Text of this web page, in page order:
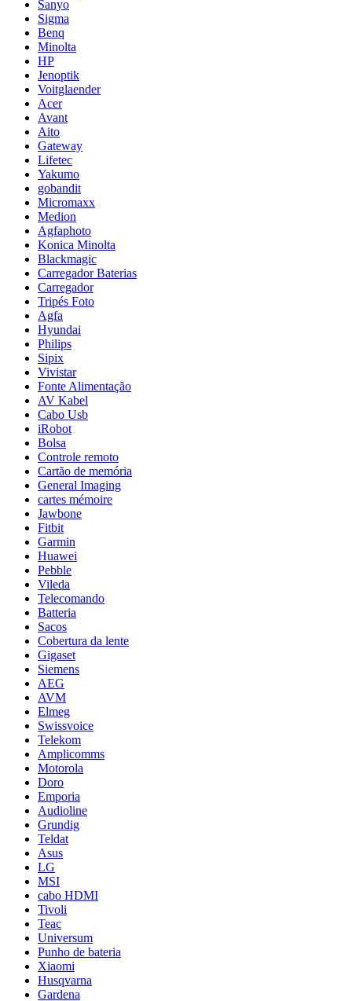
Sanyo
Sigma
Benq
Minolta
HP
Jenoptik
Voitglaender
Acer
Avant
Aito
Gateway
Lifetec
Yakumo
gobandit
Micromaxx
Medion
Agfaphoto
Konica Minolta
Blackmagic
Carregador Baterias
Carregador
Tripés Foto
Agfa
Hyundai
Philips
Sipix
Vivistar
Fonte Alimentação
AV Kabel
Cabo Usb
iRobot
Bolsa
Controle remoto
Cartão de memória
General Imaging
cartes mémoire
Jawbone
Fitbit
Garmin
Huawei
Pebble
Vileda
Telecomando
Batteria
Sacos
Cobertura da lente
Gigaset
Siemens
AEG
AVM
Elmeg
Swissvoice
Telekom
Amplicomms
Motorola
Doro
Emporia
Audioline
Grundig
Teldat
Asus
LG
MSI
cabo HDMI
Tivoli
Teac
Universum
Punho de bateria
Xiaomi
Husqvarna
Gardena